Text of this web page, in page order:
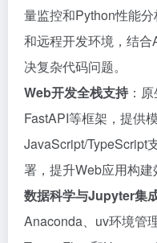
量监控和Python性能
和远程开发环境，结
决复杂代码问题。
Web开发全栈支持 ：
FastAPI等框架，提供
JavaScript/TypeScript
署，提升Web应用构建
数据科学与Jupyter集
Anaconda、uv环境管